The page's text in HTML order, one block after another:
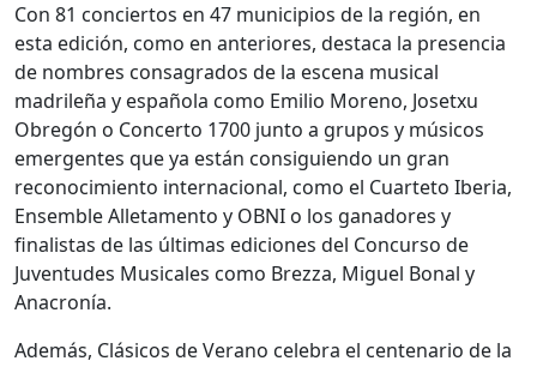
Con 81 conciertos en 47 municipios de la región, en
esta edición, como en anteriores, destaca la presencia
de nombres consagrados de la escena musical
madrileña y española como Emilio Moreno, Josetxu
Obregón o Concerto 1700 junto a grupos y músicos
emergentes que ya están consiguiendo un gran
reconocimiento internacional, como el Cuarteto Iberia,
Ensemble Alletamento y OBNI o los ganadores y
finalistas de las últimas ediciones del Concurso de
Juventudes Musicales como Brezza, Miguel Bonal y
Anacronía.
Además, Clásicos de Verano celebra el centenario de la